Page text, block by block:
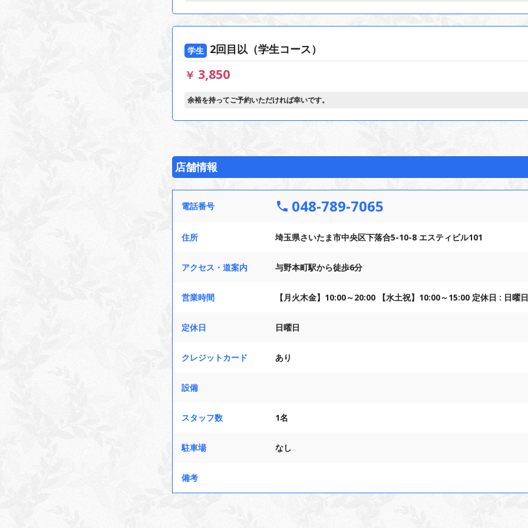
学生
2回目以（学生コース）
￥ 3,850
余裕を持ってご予約いただければ幸いです。
店舗情報
電話番号 phone 048-789-7065
住所 埼玉県さいたま市中央区下落合5-10-8 エスティビル101
アクセス・道案内 与野本町駅から徒歩6分
営業時間 【月火木金】10:00～20:00 【水土祝】10:00～15:00 定休日 : 日曜
定休日 日曜日
クレジットカード あり
設備
スタッフ数 1名
駐車場 なし
備考